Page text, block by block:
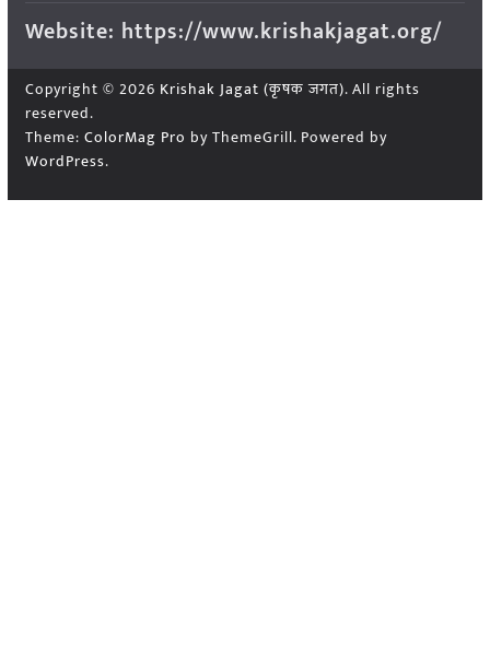
Website: https://www.krishakjagat.org/
Copyright © 2026 Krishak Jagat (कृषक जगत). All rights
reserved.
Theme: ColorMag Pro by ThemeGrill. Powered by
WordPress.